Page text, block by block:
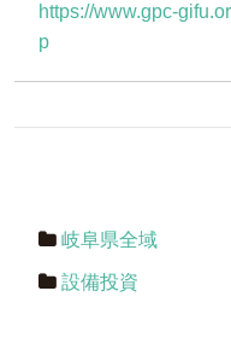
https://www.gpc-
p
岐阜県全域
設備投資